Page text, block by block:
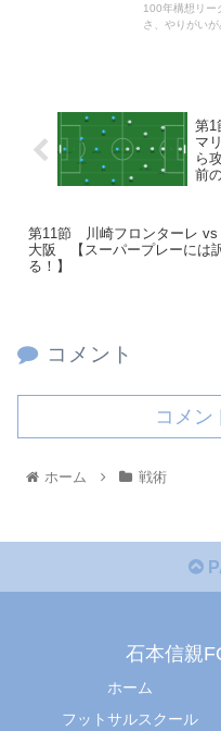
100年構想リー
さ、やりがいが
第
マ
ら
前
第11節 川崎フロンターレ vs
大阪 【スーパープレーには
る！】
コメント
コメン
ホーム 戦術
石本信親
ホーム
フットサルスクール